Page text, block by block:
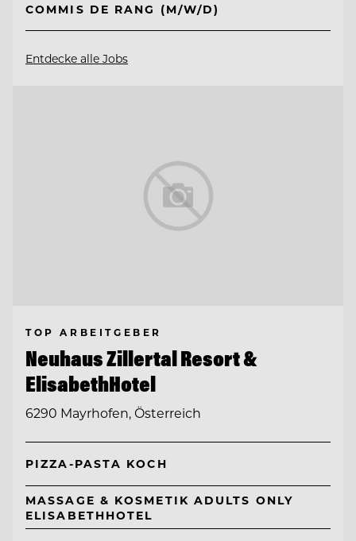
COMMIS DE RANG (M/W/D)
Entdecke alle Jobs
TOP ARBEITGEBER
Neuhaus Zillertal Resort &
ElisabethHotel
6290 Mayrhofen, Österreich
PIZZA-PASTA KOCH
MASSAGE & KOSMETIK ADULTS ONLY
ELISABETHHOTEL